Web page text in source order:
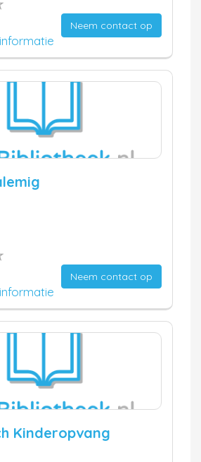
Neem contact op
Neem contact op
Kinderopvang